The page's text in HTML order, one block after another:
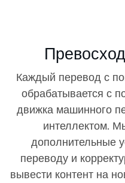
Каждый перевод с
обрабатывается с
движка машинного
интеллектом.
дополнительные
переводу и
вывести контент на